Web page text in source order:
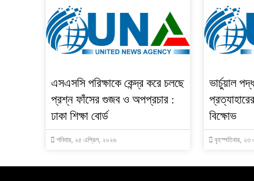
এসএসসি পরিক্ষাকে কেন্দ্র করে চলছে
প্রশ্ন ফাঁসের গুজব ও অপপ্রচার :
ঢাকা শিক্ষা বোর্ড
শনিবার, ২৫ এপ্রিল, ২০২৬
ভার্চুয়াল
বিক্ষোভ
বৃহস্পতিবার,